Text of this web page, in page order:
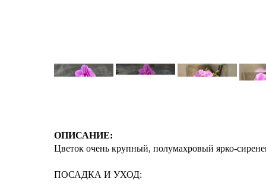
ОПИСАНИЕ:
Цветок очень крупный, полумахровый ярко-
ПОСАДКА И УХОД: